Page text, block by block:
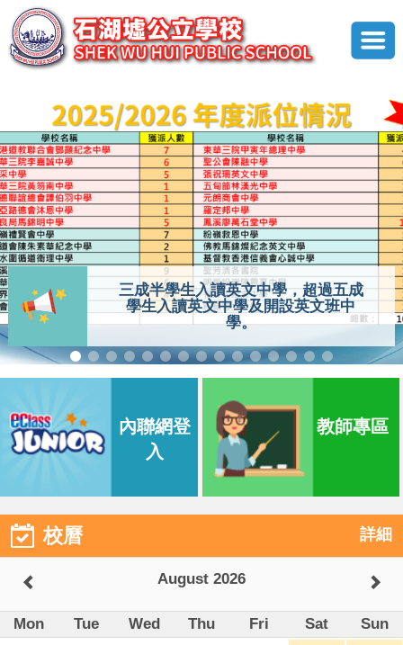
三成半學生入讀英文中學，超過五成
學生入讀英文中學及開設英文班中
學。
內聯網登
入
教師專區
校曆 詳細
August 2026
Mon Tue Wed Thu Fri Sat
Sun